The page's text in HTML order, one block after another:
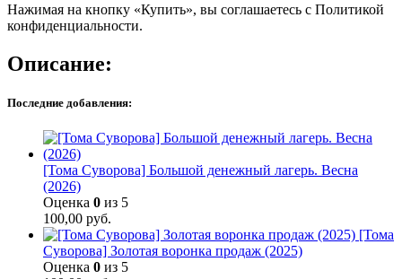
Нажимая на кнопку «Купить», вы соглашаетесь с Политикой
конфиденциальности.
Описание:
Последние добавления:
[Тома Суворова] Большой денежный лагерь. Весна
(2026)
Оценка 0 из 5
100,00 руб.
[Тома
Суворова] Золотая воронка продаж (2025)
Оценка 0 из 5